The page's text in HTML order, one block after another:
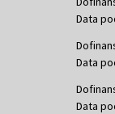
Data
Data
Data